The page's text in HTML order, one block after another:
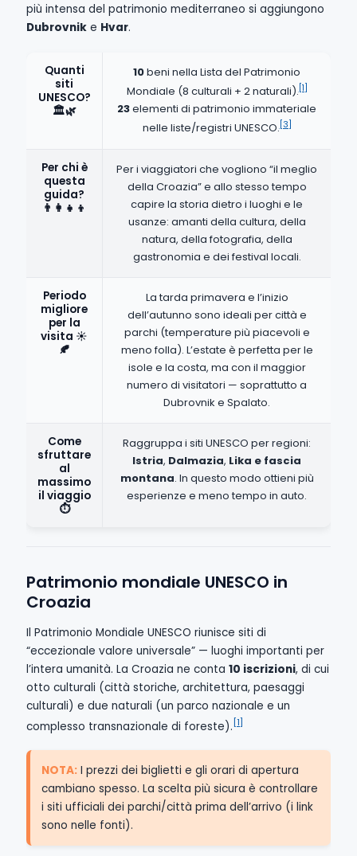
più intensa del patrimonio mediterraneo si aggiungono
Dubrovnik e Hvar.
Quanti
siti
UNESCO?
🏛️🌿
10beni nella Lista del Patrimonio
Mondiale (8 culturali + 2 naturali). [1]
23elementi di patrimonio immateriale
nelle liste/registri UNESCO. [3]
Per chi è
questa
guida?
👨‍👩‍👧‍👦
Per i viaggiatori che vogliono “il meglio
della Croazia” e allo stesso tempo
capire la storia dietro i luoghi e le
usanze: amanti della cultura, della
natura, della fotografia, della
gastronomia e dei festival locali.
Periodo
migliore
per la
visita ☀️
🍂
La tarda primavera e l’inizio
dell’autunno sono ideali per città e
parchi (temperature più piacevoli e
meno folla). L’estate è perfetta per le
isole e la costa, ma con il maggior
numero di visitatori — soprattutto a
Dubrovnik e Spalato.
Come
sfruttare
al
massimo
il viaggio
⏱️
Raggruppa i siti UNESCO per regioni:
Istria, Dalmazia, Lika e fascia
montana. In questo modo ottieni più
esperienze e meno tempo in auto.
Patrimonio mondiale UNESCO in
Croazia
Il Patrimonio Mondiale UNESCO riunisce siti di
“eccezionale valore universale” — luoghi importanti per
l’intera umanità. La Croazia ne conta 10 iscrizioni, di cui
otto culturali (città storiche, architettura, paesaggi
culturali) e due naturali (un parco nazionale e un
complesso transnazionale di foreste). [1]
NOTA: I prezzi dei biglietti e gli orari di apertura
cambiano spesso. La scelta più sicura è controllare
i siti ufficiali dei parchi/città prima dell’arrivo (i link
sono nelle fonti).